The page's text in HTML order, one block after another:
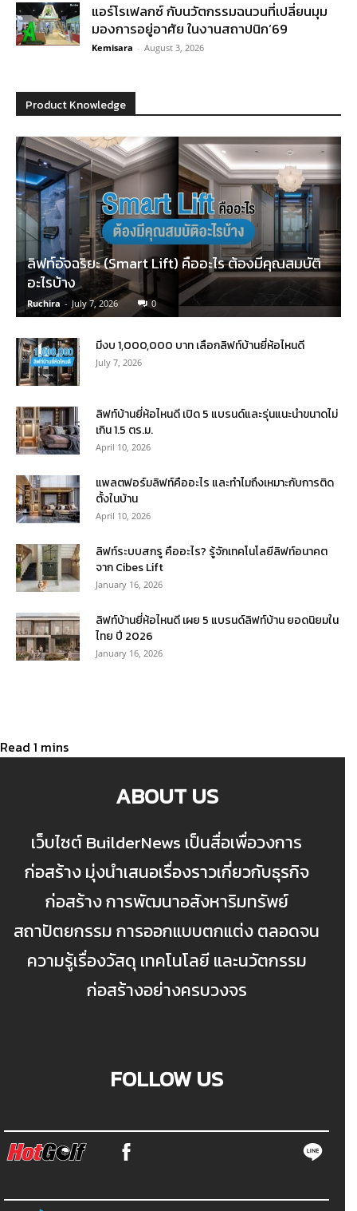
แอร์โรเฟลกซ์ กับนวัตกรรมฉนวนที่เปลี่ยนมุม
มองการอยู่อาศัย ในงานสถาปนิก’69
Kemisara - August 3, 2026
Product Knowledge
ลิฟท์อัจฉริยะ (Smart Lift) คืออะไร ต้องมีคุณสมบัติ
อะไรบ้าง
Ruchira - July 7, 2026 0
มีงบ 1,000,000 บาท เลือกลิฟท์บ้านยี่ห้อไหนดี
July 7, 2026
ลิฟท์บ้านยี่ห้อไหนดี เปิด 5 แบรนด์และรุ่นแนะนำขนาดไม่
เกิน 1.5 ตร.ม.
April 10, 2026
แพลตฟอร์มลิฟท์คืออะไร และทำไมถึงเหมาะกับการติด
ตั้งในบ้าน
April 10, 2026
ลิฟท์ระบบสกรู คืออะไร? รู้จักเทคโนโลยีลิฟท์อนาคต
จาก Cibes Lift
January 16, 2026
ลิฟท์บ้านยี่ห้อไหนดี เผย 5 แบรนด์ลิฟท์บ้าน ยอดนิยมใน
ไทย ปี 2026
January 16, 2026
ABOUT US
เว็บไซต์ BuilderNews เป็นสื่อเพื่อวงการ
ก่อสร้าง มุ่งนำเสนอเรื่องราวเกี่ยวกับธุรกิจ
ก่อสร้าง การพัฒนาอสังหาริมทรัพย์
สถาปัตยกรรม การออกแบบตกแต่ง ตลอดจน
ความรู้เรื่องวัสดุ เทคโนโลยี และนวัตกรรม
ก่อสร้างอย่างครบวงจร
FOLLOW US